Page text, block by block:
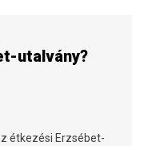
utalvány?
étkezési Erzsébet-